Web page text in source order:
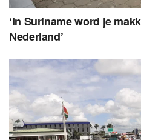
‘In Suriname word je
Nederland’